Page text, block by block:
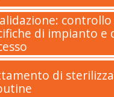
di impianto e
di